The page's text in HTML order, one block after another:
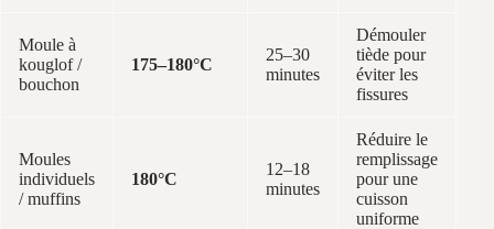
Moule à
kouglof /
bouchon
175–180°C
25–30
minutes
Démouler
tiède pour
éviter les
fissures
Moules
individuels
/ muffins
180°C
12–18
minutes
Réduire le
remplissage
pour une
cuisson
uniforme